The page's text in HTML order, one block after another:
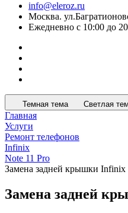
info@eleroz.ru
Москва.
Ежедневно с 10:00 до
Темная тема Светлая
Главная
Услуги
Ремонт телефонов
Infinix
Note 11 Pro
Замена задней крышки Infinix
Замена задней